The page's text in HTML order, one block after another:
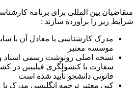
متقاضیان بین المللی برای برنامه
شرایط زیر را برآورده سازند :
مدرک کارشناسی یا معادل آن با
موسسه معتبر
نسخه اصلی رونوشت رسمی اسناد
سفارت یا کنسولگری فیلیپین در
قانونی دانشجو تأیید شده است
کپی معتبر ترجمه انگلیسی مدرک